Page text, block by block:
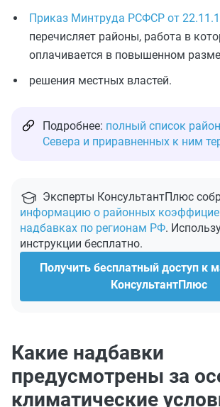
Приказ Минтруда РСФСР от
перечисляет районы, работа в
оплачивается в повышенном
решения местных властей.
Подробнее: полный список
Севера и приравненных к ним
Эксперты КонсультантПлюс
информацию о районных
надбавках по регионам РФ.
инструкции бесплатно.
Получить бесплатный доступ к
КонсультантПлюс
Какие надбавки
предусмотрены за
климатические